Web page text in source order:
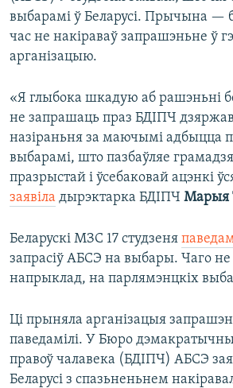
выбарамі ў Беларусі. Прычына —
час не накіраваў запрашэньне ў
арганізацыю.
«Я глыбока шкадую аб рашэньні
не запрашаць праз БДІПЧ
назіраньня за маючымі адбыцца
выбарамі, што пазбаўляе
празрыстай і ўсебаковай ацэнкі
заявіла дырэктарка БДІПЧ Марыя
Беларускі МЗС 17 студзеня
запрасіў АБСЭ на выбары. Чаго не
напрыклад, на парлямэнцкіх
Ці прыняла арганізацыя
паведамілі. У Бюро
правоў чалавека (БДІПЧ) АБСЭ
Беларусі з спазьненьнем